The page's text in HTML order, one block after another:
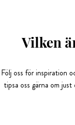
Vilken
Följ oss för inspiration
tipsa oss gärna om